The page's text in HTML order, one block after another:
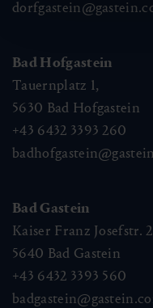
Bad Hofgastein
Tauernplatz 1,
5630 Bad Hofgastein
+43 6432 3393 260
Bad Gastein
Kaiser Franz Josefstr.
5640 Bad Gastein
+43 6432 3393 560